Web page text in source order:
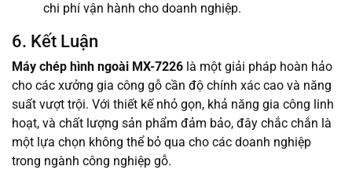
chi phí vận hành cho doanh nghiệp.
6. Kết Luận
Máy chép hình ngoài MX-7226 là một giải pháp hoàn hảo
cho các xưởng gia công gỗ cần độ chính xác cao và năng
suất vượt trội. Với thiết kế nhỏ gọn, khả năng gia công linh
hoạt, và chất lượng sản phẩm đảm bảo, đây chắc chắn là
một lựa chọn không thể bỏ qua cho các doanh nghiệp
trong ngành công nghiệp gỗ.